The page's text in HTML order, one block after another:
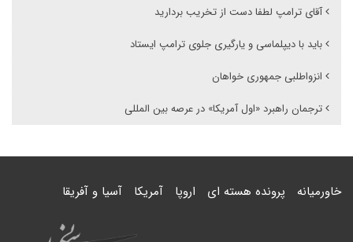
آقای ترامپ لطفا دست از تخریب بردارید
باید با دیپلماسی و یارگیری جلوی ترامپ ایستاد
انزواطلبی جمهوری خواهان
ترجمان راهبرد «اول آمریکا» در عرصه بین المللی
خاورمیانه پرونده هسته ای اروپا آمریکا آسیا و آفریقا